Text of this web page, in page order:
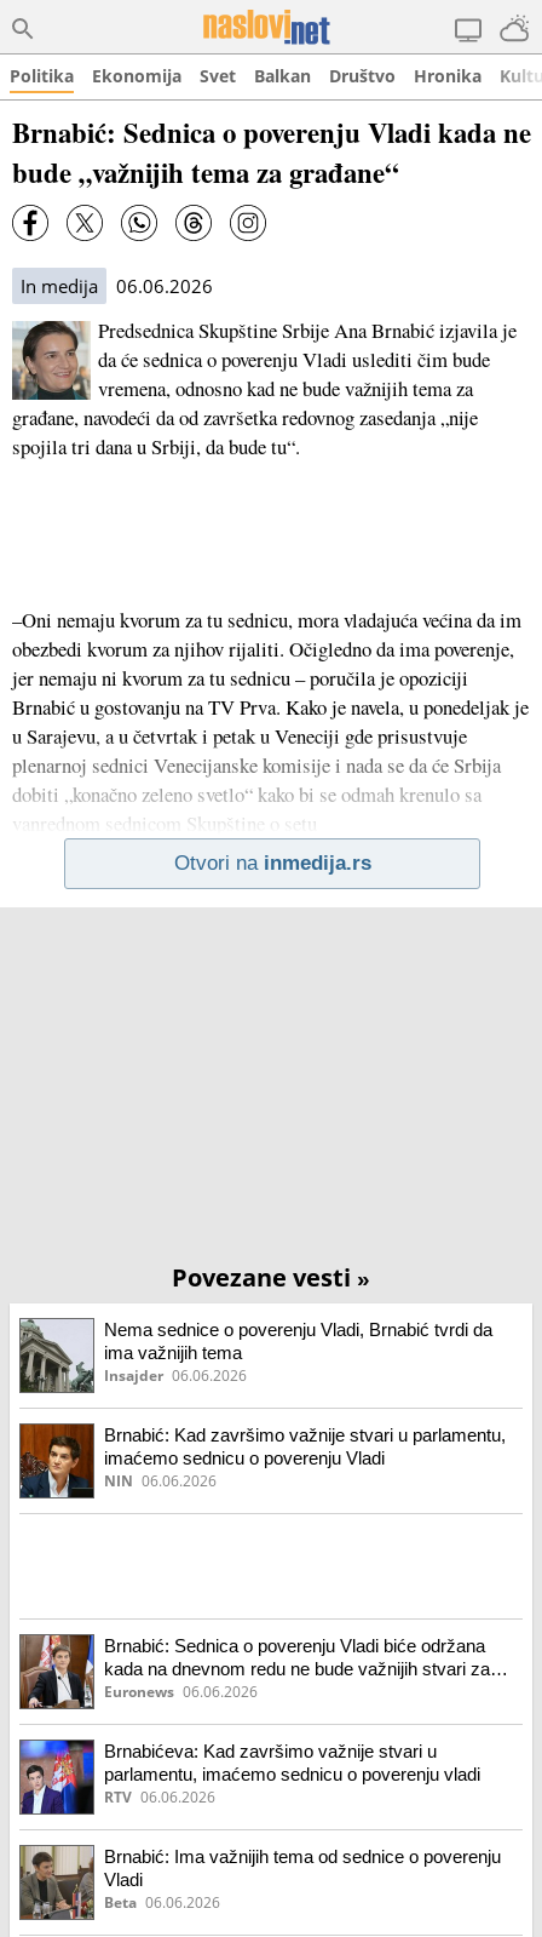
Politika Ekonomija Svet Balkan Društvo Hronika
Brnabić: Sednica o poverenju Vladi kada ne
bude „važnijih tema za građane“
In medija 06.06.2026
Predsednica Skupštine Srbije Ana Brnabić izjavila je
da će sednica o poverenju Vladi uslediti čim bude
vremena, odnosno kad ne bude važnijih tema za
građane, navodeći da od završetka redovnog zasedanja „nije
spojila tri dana u Srbiji, da bude tu“.
–Oni nemaju kvorum za tu sednicu, mora vladajuća većina da im
obezbedi kvorum za njihov rijaliti. Očigledno da ima poverenje,
jer nemaju ni kvorum za tu sednicu – poručila je opoziciji
Brnabić u gostovanju na TV Prva. Kako je navela, u ponedeljak je
u Sarajevu, a u četvrtak i petak u Veneciji gde prisustvuje
plenarnoj sednici Venecijanske komisije i nada se da će Srbija
dobiti „konačno zeleno svetlo“ kako bi se odmah krenulo sa
vanrednom sednicom Skupštine o setu
Otvori na inmedija.rs
Povezane vesti »
Nema sednice o poverenju Vladi, Brnabić tvrdi da
ima važnijih tema
Insajder 06.06.2026
Brnabić: Kad završimo važnije stvari u parlamentu,
imaćemo sednicu o poverenju Vladi
NIN 06.06.2026
Brnabić: Sednica o poverenju Vladi biće održana
kada na dnevnom redu ne bude važnijih stvari za
državu
Euronews 06.06.2026
Brnabićeva: Kad završimo važnije stvari u
parlamentu, imaćemo sednicu o poverenju vladi
RTV 06.06.2026
Brnabić: Ima važnijih tema od sednice o poverenju
Vladi
Beta 06.06.2026